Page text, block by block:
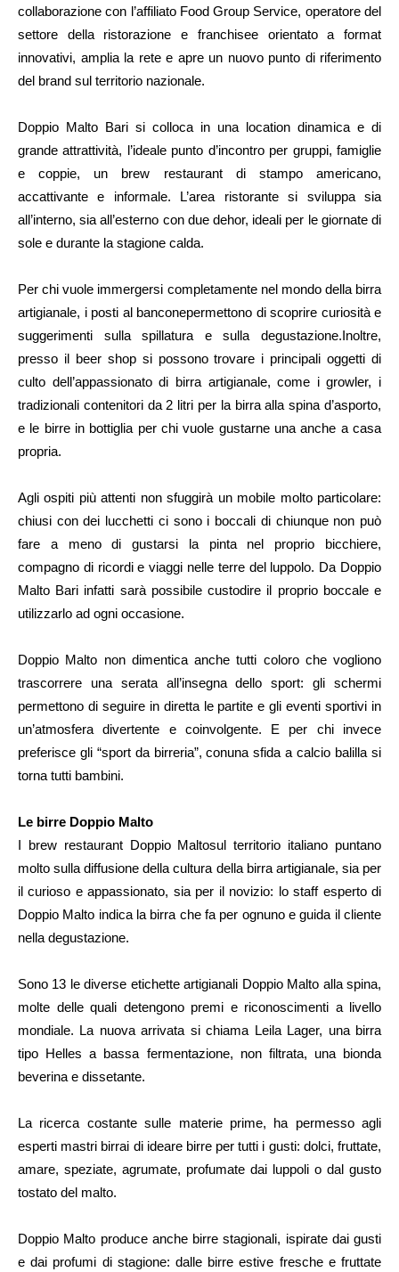
collaborazione con l’affiliato Food Group Service, operatore del
settore della ristorazione e franchisee orientato a format
innovativi, amplia la rete e apre un nuovo punto di riferimento
del brand sul territorio nazionale.
Doppio Malto Bari si colloca in una location dinamica e di
grande attrattività, l’ideale punto d’incontro per gruppi, famiglie
e coppie, un brew restaurant di stampo americano,
accattivante e informale. L’area ristorante si sviluppa sia
all’interno, sia all’esterno con due dehor, ideali per le giornate di
sole e durante la stagione calda.
Per chi vuole immergersi completamente nel mondo della birra
artigianale, i posti al banconepermettono di scoprire curiosità e
suggerimenti sulla spillatura e sulla degustazione.Inoltre,
presso il beer shop si possono trovare i principali oggetti di
culto dell’appassionato di birra artigianale, come i growler, i
tradizionali contenitori da 2 litri per la birra alla spina d’asporto,
e le birre in bottiglia per chi vuole gustarne una anche a casa
propria.
Agli ospiti più attenti non sfuggirà un mobile molto particolare:
chiusi con dei lucchetti ci sono i boccali di chiunque non può
fare a meno di gustarsi la pinta nel proprio bicchiere,
compagno di ricordi e viaggi nelle terre del luppolo. Da Doppio
Malto Bari infatti sarà possibile custodire il proprio boccale e
utilizzarlo ad ogni occasione.
Doppio Malto non dimentica anche tutti coloro che vogliono
trascorrere una serata all’insegna dello sport: gli schermi
permettono di seguire in diretta le partite e gli eventi sportivi in
un’atmosfera divertente e coinvolgente. E per chi invece
preferisce gli “sport da birreria”, conuna sfida a calcio balilla si
torna tutti bambini.
Le birre Doppio Malto
I brew restaurant Doppio Maltosul territorio italiano puntano
molto sulla diffusione della cultura della birra artigianale, sia per
il curioso e appassionato, sia per il novizio: lo staff esperto di
Doppio Malto indica la birra che fa per ognuno e guida il cliente
nella degustazione.
Sono 13 le diverse etichette artigianali Doppio Malto alla spina,
molte delle quali detengono premi e riconoscimenti a livello
mondiale. La nuova arrivata si chiama Leila Lager, una birra
tipo Helles a bassa fermentazione, non filtrata, una bionda
beverina e dissetante.
La ricerca costante sulle materie prime, ha permesso agli
esperti mastri birrai di ideare birre per tutti i gusti: dolci, fruttate,
amare, speziate, agrumate, profumate dai luppoli o dal gusto
tostato del malto.
Doppio Malto produce anche birre stagionali, ispirate dai gusti
e dai profumi di stagione: dalle birre estive fresche e fruttate